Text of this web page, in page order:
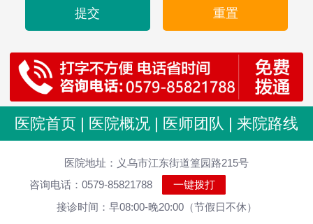
提交 重置
医院首页 医院概况 医师团队 来院路线
医院地址：义乌市江东街道篁园路215号
咨询电话：0579-85821788
一键拨打
接诊时间：早08:00-晚20:00（节假日不休）